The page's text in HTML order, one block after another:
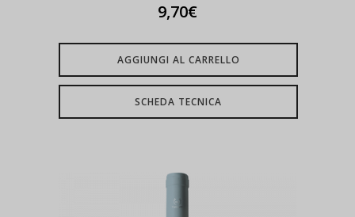
9,70€
AGGIUNGI AL CARRELLO
SCHEDA TECNICA